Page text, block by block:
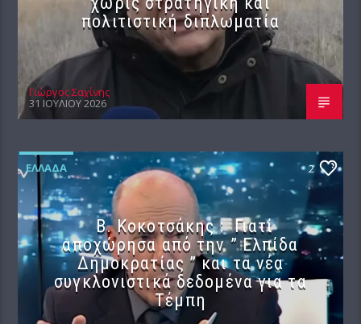
πολιτιστική διπλωματία
Γιώργος Σαχίνης
31 ΙΟΥΛΊΟΥ 2026
ΕΛΛΆΔΑ 2
Β. Κοκοτσάκης : Γιατί
αποχώρησα από την ” Ελπίδα
Δημοκρατίας ” και τα νέα
συγκλονιστικά δεδομένα για τα
Τέμπη